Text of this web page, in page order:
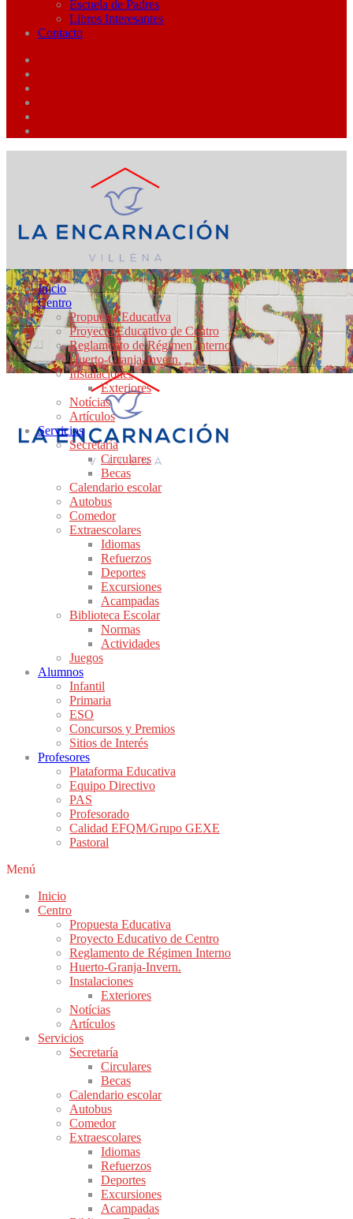
Escuela de Padres
Libros Interesantes
Contacto
Inicio
Centro
Propuesta Educativa
Proyecto Educativo de Centro
Reglamento de Régimen Interno
Huerto-Granja-Invern.
Instalaciones
Exteriores
Notícias
Artículos
Servicios
Secretaría
Circulares
Becas
Calendario escolar
Autobus
Comedor
Extraescolares
Idiomas
Refuerzos
Deportes
Excursiones
Acampadas
Biblioteca Escolar
Normas
Actividades
Juegos
Alumnos
Infantil
Primaria
ESO
Concursos y Premios
Sitios de Interés
Profesores
Plataforma Educativa
Equipo Directivo
PAS
Profesorado
Calidad EFQM/Grupo GEXE
Pastoral
Menú
Inicio
Centro
Propuesta Educativa
Proyecto Educativo de Centro
Reglamento de Régimen Interno
Huerto-Granja-Invern.
Instalaciones
Exteriores
Notícias
Artículos
Servicios
Secretaría
Circulares
Becas
Calendario escolar
Autobus
Comedor
Extraescolares
Idiomas
Refuerzos
Deportes
Excursiones
Acampadas